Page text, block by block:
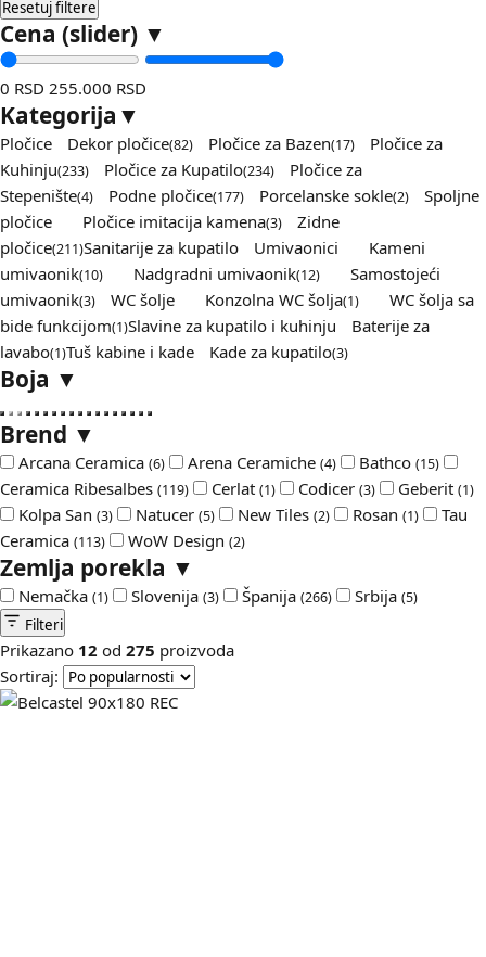
Resetuj filtere
Cena (slider) ▼
0 RSD 255.000 RSD
Kategorija ▼
Pločice Dekor pločice(82) Pločice za Bazen(17)
Pločice za
Kuhinju(233) Pločice za Kupatilo(234)
Pločice za
Stepenište(4) Podne pločice(177) Porcelanske sokle(2)
Spoljne
pločice
Pločice imitacija kamena(3)
Zidne
pločice(211)Sanitarije za kupatilo Umivaonici
Kameni
umivaonik(10) Nadgradni umivaonik(12)
Samostojeći
umivaonik(3) WC šolje Konzolna WC šolja(1)
WC šolja sa
bide funkcijom(1)Slavine za kupatilo i kuhinju
Baterije za
lavabo(1)Tuš kabine i kade Kade za kupatilo(3)
Boja ▼
Brend ▼
Arcana Ceramica (6) Arena Ceramiche (4) Bathco (15)
Ceramica Ribesalbes (119) Cerlat (1) Codicer (3) Geberit (1)
Kolpa San (3) Natucer (5) New Tiles (2) Rosan (1)
Tau
Ceramica (113) WoW Design (2)
Zemlja porekla ▼
Nemačka (1) Slovenija (3) Španija (266) Srbija (5)
Filteri
Prikazano 12 od 275 proizvoda
Sortiraj: